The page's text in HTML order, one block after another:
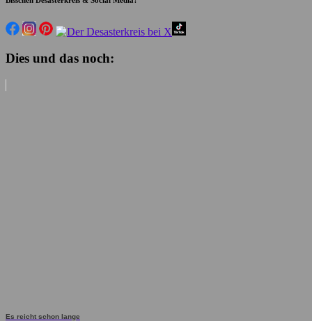
Dies und das noch:
Es reicht schon lange